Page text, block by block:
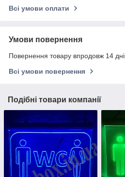
Всі умови оплати
Умови повернення
Повернення товару впродовж 14
Всі умови повернення
Подібні товари компанії